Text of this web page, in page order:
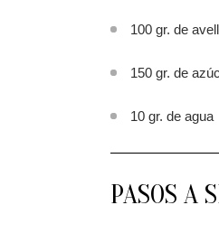
100 gr. de
150 gr. de
10 gr. de agua
PASOS A